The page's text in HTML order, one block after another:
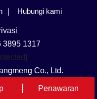
Hubungi kami
3895 1317
Co., Ltd.
Penawaran